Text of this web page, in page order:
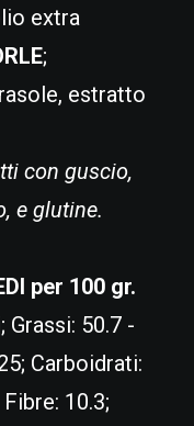
extra
;
estratto
con guscio,
e glutine.
per 100 gr.
Grassi: 50.7 -
Carboidrati:
10.3;